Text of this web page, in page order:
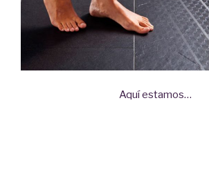
Aquí estamos…